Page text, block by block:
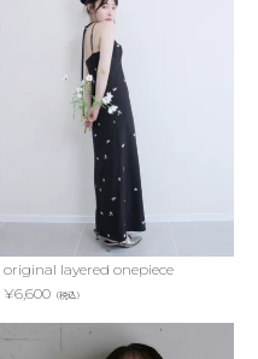
original layered onepiece
¥6,600（税込）